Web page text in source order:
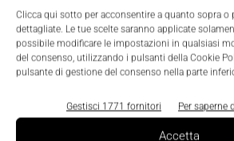
Clicca qui sotto per acconsentire a quanto sopra o
dettagliate. Le tue scelte saranno applicate
possibile modificare le impostazioni in qualsiasi
del consenso, utilizzando i pulsanti della Cookie
pulsante di gestione del consenso nella parte
Gestisci 1771 fornitori Per saperne
Accetta
Roberto Francalanci, già Business
Unit Volume Business per grandi